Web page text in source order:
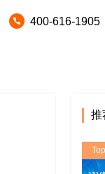
400-616-1905
推